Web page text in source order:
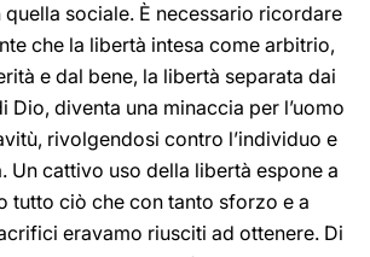
sociale. È necessario ricordare
che la libertà intesa come arbitrio,
e dal bene, la libertà separata dai
Dio, diventa una minaccia per l’uomo
rivolgendosi contro l’individuo e
Un cattivo uso della libertà espone a
tutto ciò che con tanto sforzo e a
eravamo riusciti ad ottenere. Di